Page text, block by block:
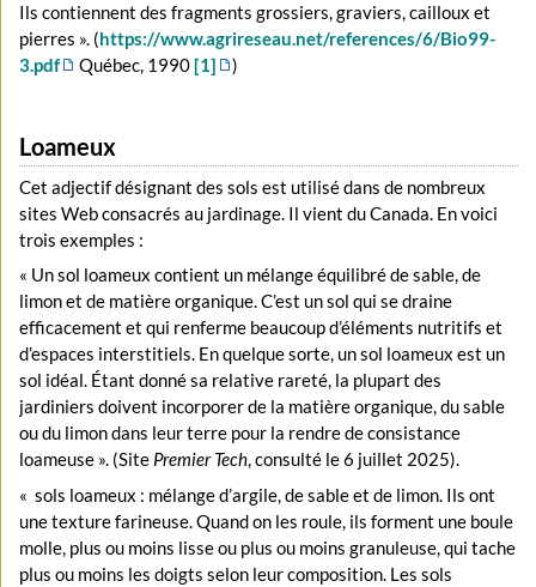
Ils contiennent des fragments grossiers, graviers, cailloux et
pierres ». (https://www.agrireseau.net/references/6/Bio99-
3.pdf
Québec, 1990[1] )
Loameux
Cet adjectif désignant des sols est utilisé dans de nombreux
sites Web consacrés au jardinage. Il vient du Canada. En voici
trois exemples :
« Un sol loameux contient un mélange équilibré de sable, de
limon et de matière organique. C’est un sol qui se draine
efficacement et qui renferme beaucoup d’éléments nutritifs et
d’espaces interstitiels. En quelque sorte, un sol loameux est un
sol idéal. Étant donné sa relative rareté, la plupart des
jardiniers doivent incorporer de la matière organique, du sable
ou du limon dans leur terre pour la rendre de consistance
loameuse ». (Site Premier Tech, consulté le 6 juillet 2025).
« sols loameux : mélange d’argile, de sable et de limon. Ils ont
une texture farineuse. Quand on les roule, ils forment une boule
molle, plus ou moins lisse ou plus ou moins granuleuse, qui tache
plus ou moins les doigts selon leur composition. Les sols